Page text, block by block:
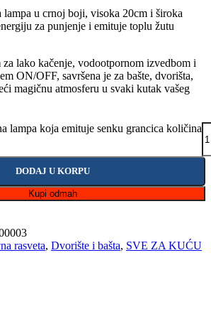
lampa u crnoj boji, visoka 20cm i široka
za punjenje i emituje toplu žutu
lako kačenje, vodootpornom izvedbom i
ON/OFF, savršena je za bašte, dvorišta,
magičnu atmosferu u svaki kutak vašeg
lampa koja emituje senku grancica količina
DODAJ U KORPU
Kupi odmah
rasveta, Dvorište i bašta, SVE ZA KUĆU